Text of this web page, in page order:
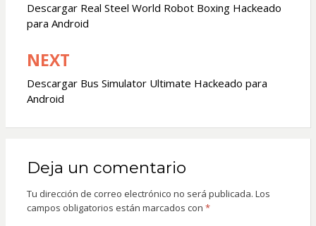
de
entradas
Descargar Real Steel World Robot Boxing Hackeado
para Android
NEXT
Descargar Bus Simulator Ultimate Hackeado para
Android
Deja un comentario
Tu dirección de correo electrónico no será publicada. Los
campos obligatorios están marcados con *